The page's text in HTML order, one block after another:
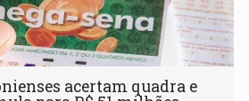
acertam quadra e